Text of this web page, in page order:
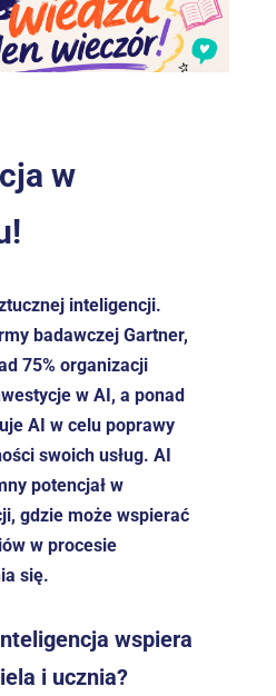
w
inteligencji.
badawczej Gartner,
75% organizacji
w AI, a ponad
AI w celu poprawy
swoich usług. AI
potencjał w
gdzie może wspierać
w procesie
się.
wspiera
i ucznia?